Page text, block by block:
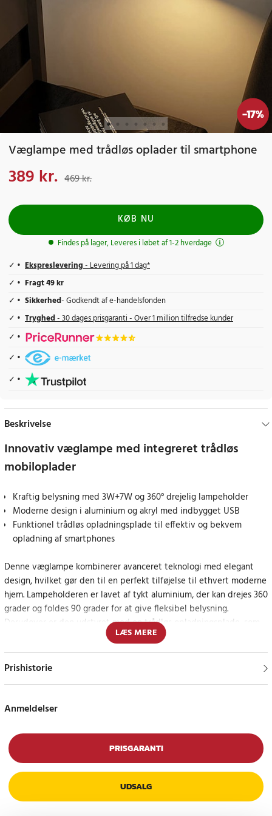
-17%
Væglampe med trådløs oplader til smartphone
Nuværende pris
389 kr. 469 kr.
KØB NU
Findes på lager, Leveres i løbet af 1-2 hverdage
Ekspreslevering- Levering på 1 dag*
Fragt 49 kr
Sikkerhed- Godkendt af e-handelsfonden
Tryghed- 30 dages prisgaranti - Over 1 million tilfredse kunder
Beskrivelse
Innovativ væglampe med integreret trådløs
mobiloplader
Kraftig belysning med 3W+7W og 360° drejelig lampeholder
Moderne design i aluminium og akryl med indbygget USB
Funktionel trådløs opladningsplade til effektiv og bekvem
opladning af smartphones
Denne væglampe kombinerer avanceret teknologi med elegant
design, hvilket gør den til en perfekt tilføjelse til ethvert moderne
hjem. Lampeholderen er lavet af tykt aluminium, der kan drejes 360
grader og foldes 90 grader for at give fleksibel belysning.
Derudover er den udstyret med en trådløs opladningsplade, som
også er lavet af solidt aluminium, og som ikke kun giver en praktisk
opladningsstation til din smartphone, men også sikrer effektiv
varmeafledning.
denne alsidige væglampe. Med sin justerbare lysstyrke er den
ideel som natlampe eller diskret baggrundsbelysning, og den
drejelige lampeholder gør det nemt at rette lyset præcis derhen,
hvor der er brug for det.
Multifunktionel med integreret USB og trådløs opladning
LÆS MERE
Prishistorie
Anmeldelser
PRISGARANTI
UDSALG